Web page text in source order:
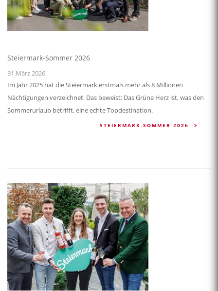
Steiermark-Sommer 2026
31.März 2026
Im Jahr 2025 hat die Steiermark erstmals mehr als 8 Millionen
Nächtigungen verzeichnet. Das beweist: Das Grüne Herz ist, was den
Sommerurlaub betrifft, eine echte Topdestination.
STEIERMARK-SOMMER 2026